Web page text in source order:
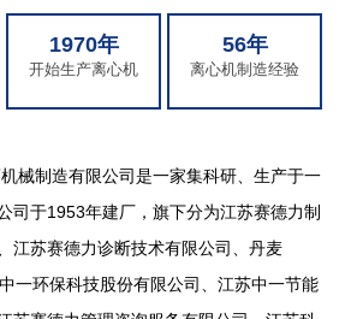
1970年
开始生产离心机
56年
离心机制造经验
制造有限公司是一家集科研、生产于一
司于1953年建厂，旗下分为江苏赛德力制
江苏赛德力诊断技术有限公司、丹麦
一环保科技股份有限公司、江苏中一节能